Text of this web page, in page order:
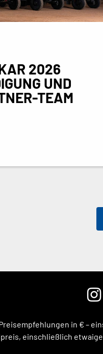
2026
UND
TEAM
in € –
einschließlich